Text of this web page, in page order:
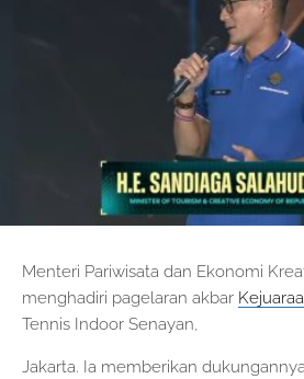
Menteri Pariwisata dan Ekonomi
menghadiri pagelaran akbar
Tennis Indoor Senayan,
Jakarta. Ia memberikan